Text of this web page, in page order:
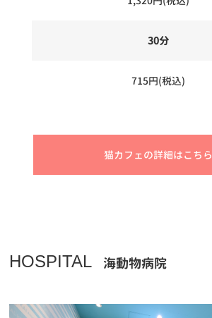
30分
715円(税込)
猫カフェの詳細はこちら
HOSPITAL 海動物病院